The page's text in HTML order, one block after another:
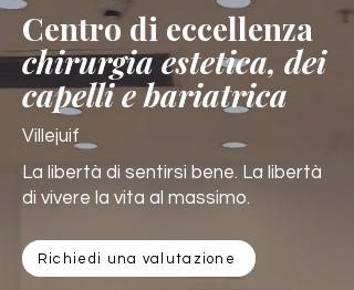
Centro di eccellenza
chirurgia estetica, dei
capelli e bariatrica
Villejuif
La libertà di sentirsi bene. La libertà
di vivere la vita al massimo.
Richiedi una valutazione